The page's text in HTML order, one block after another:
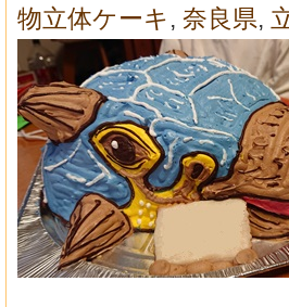
物立体ケーキ , 奈良県,